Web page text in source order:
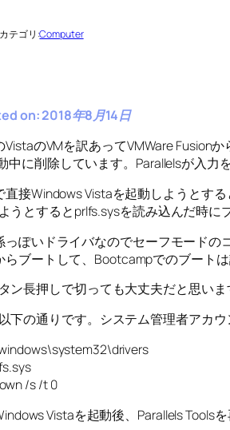
カテゴリ:Computer
on: 2018年8月14日
のVMを訳あってVMWare Fusion
中に削除しています。Parallelsが入力
接Windows Vistaを起動しようとす
うとするとprlfs.sysを読み込んだ時に
っぽいドライバなのでセーフモード
らブートして、Bootcampでのブートは
ン長押しで切っても大丈夫だと思い
下の通りです。システム管理者アカ
/s /t 0
Vistaを起動後、Parallels Tools